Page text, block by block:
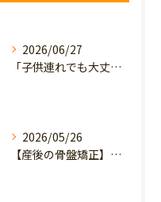
2026/06/27
「子供連れでも大丈夫？」産後の腰痛・体型崩れに悩むママが、プライミー鍼灸整骨院を選ぶ3つの理由
2026/05/26
【産後の骨盤矯正】産後の原因不明なイライラ・疲れやすさは骨盤のせい？心と体を軽くするヒント